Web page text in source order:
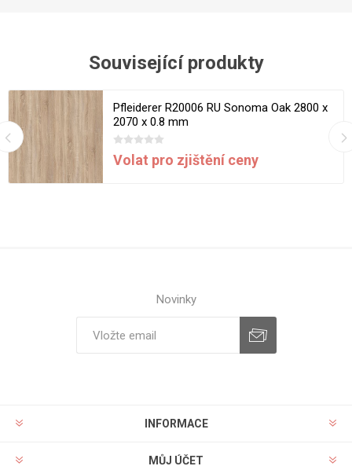
Související produkty
Pfleiderer R20006 RU Sonoma Oak 2800 x
2070 x 0.8 mm
Volat pro zjištění ceny
Novinky
INFORMACE
MŮJ ÚČET